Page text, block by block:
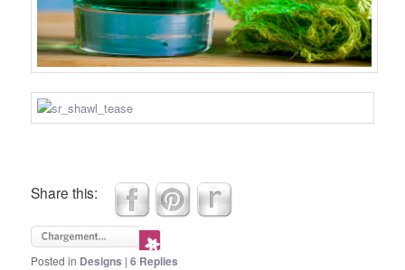
Share this:
Posted in Designs |6 Replies